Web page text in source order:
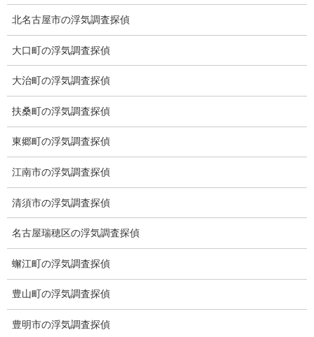
※弊社から24時間以内に返信が無い場合、再度LINE又はお電話を
お願いいたします。
ブログ (496)
お知らせ (1)
メニュー
北名古屋市の浮気調査探偵
大口町の浮気調査探偵
大治町の浮気調査探偵
扶桑町の浮気調査探偵
東郷町の浮気調査探偵
江南市の浮気調査探偵
清須市の浮気調査探偵
名古屋瑞穂区の浮気調査探偵
蠏江町の浮気調査探偵
豊山町の浮気調査探偵
豊明市の浮気調査探偵